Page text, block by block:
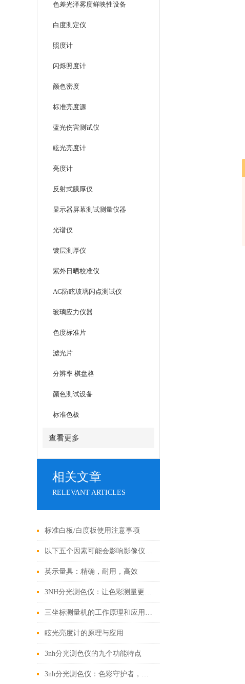
色差光泽雾度鲜映性设备
白度测定仪
照度计
闪烁照度计
颜色密度
标准亮度源
蓝光伤害测试仪
眩光亮度计
亮度计
反射式膜厚仪
显示器屏幕测试测量仪器
光谱仪
镀层测厚仪
紫外日晒校准仪
AG防眩玻璃闪点测试仪
玻璃应力仪器
色度标准片
滤光片
分辨率 棋盘格
颜色测试设备
标准色板
查看更多
相关文章
RELEVANT ARTICLES
标准白板/白度板使用注意事项
以下五个因素可能会影响影像仪的测量精度
英示量具：精确，耐用，高效
3NH分光测色仪：让色彩测量更加精准的科技利器
三坐标测量机的工作原理和应用领域
眩光亮度计的原理与应用
3nh分光测色仪的九个功能特点
3nh分光测色仪：色彩守护者，精准把控制造之美